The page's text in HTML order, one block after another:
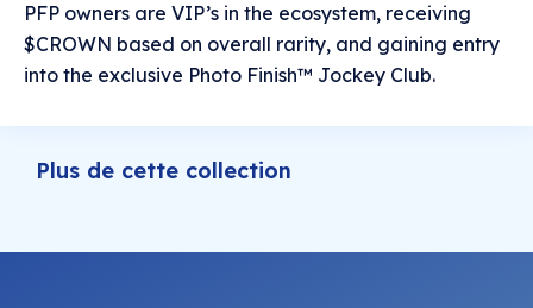
PFP owners are VIP’s in the ecosystem, receiving
$CROWN based on overall rarity, and gaining entry
into the exclusive Photo Finish™ Jockey Club.
Plus de cette collection